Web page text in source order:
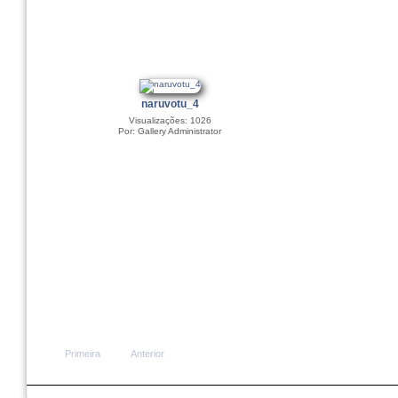
naruvotu_4
Visualizações: 1026
Por: Gallery Administrator
Primeira Anterior